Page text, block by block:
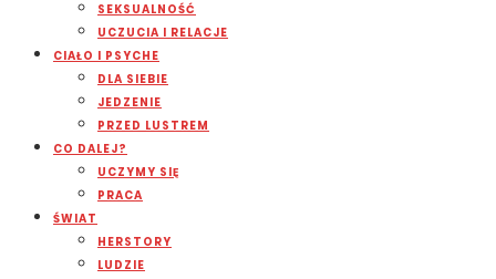
SEKSUALNOŚĆ
UCZUCIA I RELACJE
CIAŁO I PSYCHE
DLA SIEBIE
JEDZENIE
PRZED LUSTREM
CO DALEJ?
UCZYMY SIĘ
PRACA
ŚWIAT
HERSTORY
LUDZIE